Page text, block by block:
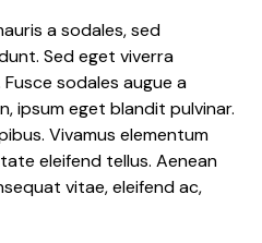
a sodales, sed
Sed eget viverra
sodales augue a
ipsum eget blandit pulvinar.
Vivamus elementum
eleifend tellus. Aenean
vitae, eleifend ac,